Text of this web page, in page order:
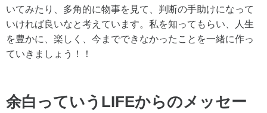
いてみたり、多角的に物事を見て、判断の手助けになって
いければ良いなと考えています。私を知ってもらい、人生
を豊かに、楽しく、今までできなかったことを一緒に作っ
ていきましょう！！
余白っていうLIFEからのメッセー